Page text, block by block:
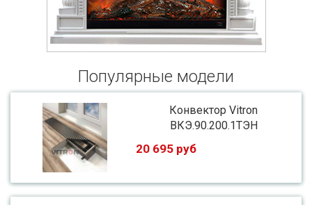
Популярные модели
Конвектор Vitron
ВКЭ.90.200.1ТЭН
20 695 руб